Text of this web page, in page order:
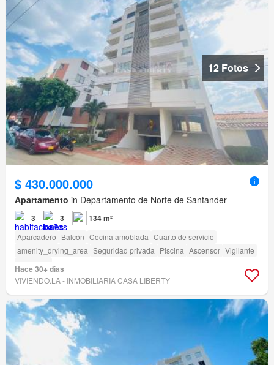
12 Fotos
$ 430.000.000
Apartamento in Departamento de Norte de Santander
3 3 134 m²
Aparcadero Balcón Cocina amoblada Cuarto de servicio
amenity_drying_area Seguridad privada Piscina Ascensor Vigilante
Barbecue
Hace 30+ días
VIVIENDO.LA - INMOBILIARIA CASA LIBERTY